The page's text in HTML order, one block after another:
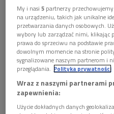
My i nasi5 partnerzy
na urządzeniu, takich jak unikalne
przetwarzania danych osobowych.
wybory lub zarządzać nimi, klikając
prawa do sprzeciwu na podstawie
dowolnym momencie na stronie
sygnalizowane naszym partnerom i
przeglądania. Polityka prywatności
Wraz z naszymi partnerami
zapewnienia:
Użycie dokładnych danych